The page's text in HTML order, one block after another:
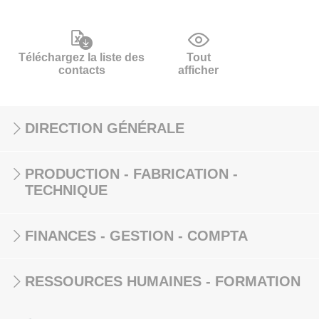
Téléchargez la liste des
contacts
Tout
afficher
DIRECTION GÉNÉRALE
PRODUCTION - FABRICATION -
TECHNIQUE
FINANCES - GESTION - COMPTA
RESSOURCES HUMAINES - FORMATION